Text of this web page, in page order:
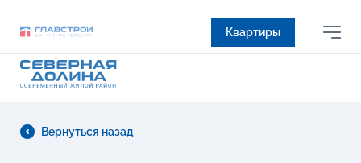
Квартиры
Вернуться назад